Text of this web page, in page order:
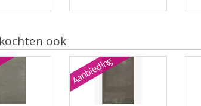
ook
Aanbieding